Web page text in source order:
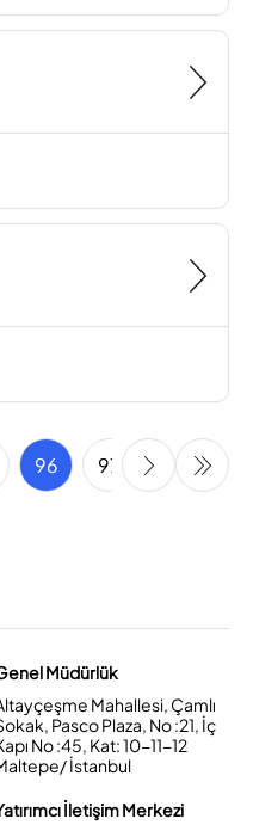
96 97 98 99
Müdürlük
Mahallesi, Çamlı
Pasco Plaza, No :21, İç
No :45, Kat: 10-11-12
İstanbul
İletişim Merkezi